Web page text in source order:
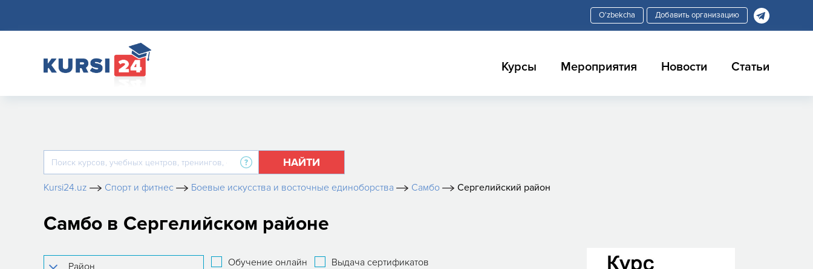
Добавить организацию
Курсы Мероприятия Новости Статьи
Kursi24.uz Спорт и фитнес Боевые искусства и восточные единоборства Самбо Сергелийский район
НАЙТИ
Самбо в Сергелийском районе
Обучение онлайн Выдача сертификатов